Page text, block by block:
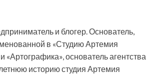
и блогер. Основатель,
в «Студию Артемия
«Артографика», основатель агентства
историю студия Артемия